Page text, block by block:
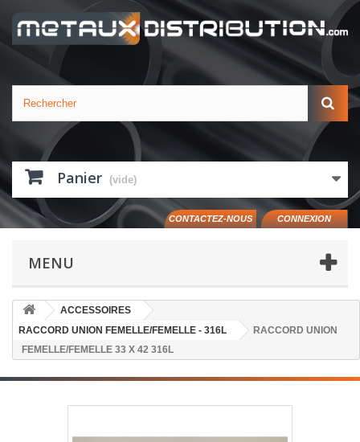
Panier (vide)
CONNEXION
CONTACTEZ-NOUS
MENU
ACCESSOIRES
RACCORD UNION FEMELLE/FEMELLE - 316L
RACCORD UNION
FEMELLE/FEMELLE 33 X 42 316L